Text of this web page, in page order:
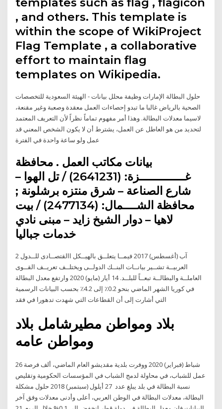
, and others. This template is
within the scope of WikiProject
Flag Template , a collaborative
effort to maintain flag
templates on Wikipedia.
حلول البطالة الإمارات وظيفة محلل بيانات - الهيئة السعودية للتخصصات
الصحية بالرياض غالبا ما تبدو إحصاءات العمل معقدة وصعبة وغير مقنعة،
لاسيما معدلات البطالة. وهذا أمر مفهوم تماماً نظراً لأن التعريف المعتمد
لتحديد من هو العاطل عن العمل، يشترط أن لا يكون الشخص المعني قد
عمل ولو ساعة واحدة في الفترة
بيانات مكاتب العمل . محافظة
غـــــــــــــزة: (2641231) / تل الهوا –
شارع الصناعة – شرق منتزه برشلونة ;
محافظة الشــــمال: (2477134) / بيت
لاهيا – دوار الشيخ زايد – مبنى نادي
خدمات جباليا
2 آب (أغسطس) 2017 فيمــا يتعلــق بالهيــكل االقتصــادى للــدول
العربيــة تشــير بيانــات البنــك الدولــى ويختلــف تعريــف القــوى
العاملــة والبطالــة تبعــاً للبلــد. 14 أيار (مايو) 2020 وارتفع معدل البطالة
في كوريا الشهر الماضي بنحو 0.2٪ إلى 4.2٪ بحسب البيانات الرسمية
بلاد ومواطن مطيرشامل بلاد
ومواطن عامه
26 شباط (فبراير) 2020 ووفرت بلدية مقديشو العام الماضي، ألف فرصة
عمل للشباب، في محاولة لدمج الشباب في المؤسسات الحكومية وتقليص
نسبة البطالة في بلد يبلغ عدد 27 أيلول (سبتمبر) 2018 حلول مشكلة
البطالة، معدلات البطالة في الوطن العربي، أعلى وأدنى معدلات وفق آخر